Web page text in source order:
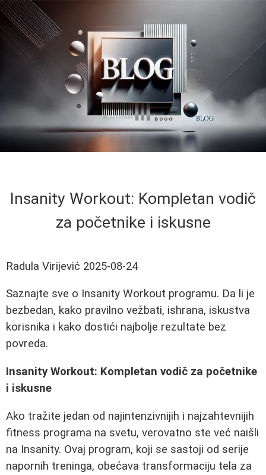
Insanity Workout: Kompletan vodič
za početnike i iskusne
Radula Virijević 2025-08-24
Saznajte sve o Insanity Workout programu. Da li je
bezbedan, kako pravilno vežbati, ishrana, iskustva
korisnika i kako dostići najbolje rezultate bez
povreda.
Insanity Workout: Kompletan vodič za početnike
i iskusne
Ako tražite jedan od najintenzivnijih i najzahtevnijih
fitness programa na svetu, verovatno ste već naišli
na Insanity. Ovaj program, koji se sastoji od serije
napornih treninga, obećava transformaciju tela za